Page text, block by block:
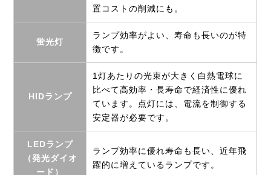
置コストの削減にも。
蛍光灯
ランプ効率がよい、寿命も長いのが特
徴です。
HIDランプ
1灯あたりの光束が大きく白熱電球に
比べて高効率・長寿命で経済性に優れ
ています。点灯には、電流を制御する
安定器が必要です。
LEDランプ
（発光ダイオ
ード）
ランプ効率に優れ寿命も長い、近年飛
躍的に増えているランプです。